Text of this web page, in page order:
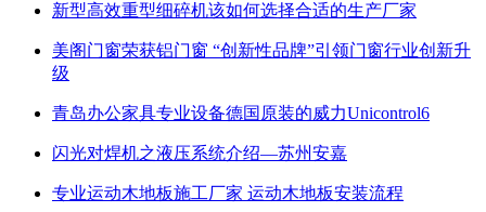
新型高效重型细碎机该如何选择合适的生产厂家
美阁门窗荣获铝门窗 “创新性品牌”引领门窗行业创新升
级
青岛办公家具专业设备德国原装的威力Unicontrol6
闪光对焊机之液压系统介绍—苏州安嘉
专业运动木地板施工厂家 运动木地板安装流程